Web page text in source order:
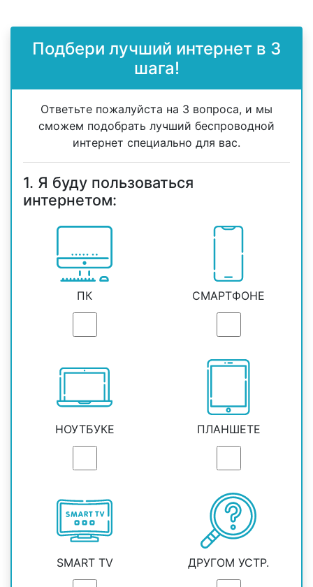
Подбери лучший интернет в 3
шага!
Ответьте пожалуйста на 3 вопроса, и мы
сможем подобрать лучший беспроводной
интернет специально для вас.
1. Я буду пользоваться
интернетом:
ПК СМАРТФОНЕ
НОУТБУКЕ ПЛАНШЕТЕ
SMART TV ДРУГОМ УСТР.